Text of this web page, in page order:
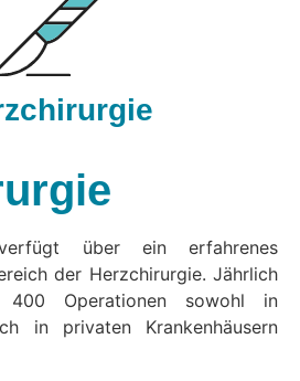
über ein erfahrenes
der Herzchirurgie. Jährlich
Operationen sowohl in
in privaten Krankenhäusern